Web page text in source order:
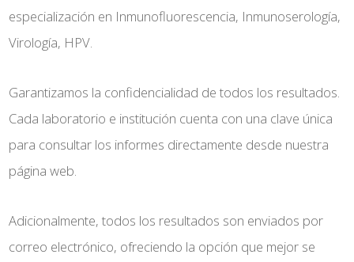
especialización en Inmunofluorescencia, Inmunoserología,
Virología, HPV.
Garantizamos la confidencialidad de todos los resultados.
Cada laboratorio e institución cuenta con una clave única
para consultar los informes directamente desde nuestra
página web.
Adicionalmente, todos los resultados son enviados por
correo electrónico, ofreciendo la opción que mejor se